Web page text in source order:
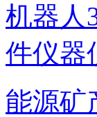
机器人
件仪器
能源矿